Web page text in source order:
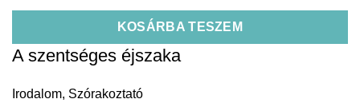
KOSÁRBA TESZEM
A szentséges éjszaka
Irodalom, Szórakoztató